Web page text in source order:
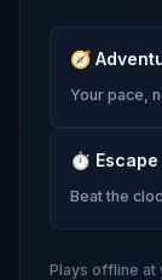
🧭
Your pace,
⏱ Escape
Beat the
Plays offline at